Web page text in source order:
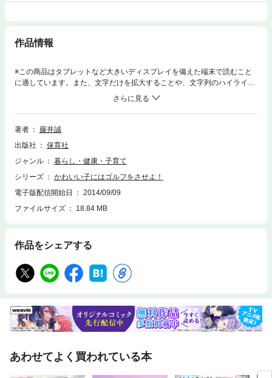
作品情報
※この商品はタブレットなど大きいディスプレイを備えた端末で読むこと
に適しています。また、文字だけを拡大することや、文字列のハイライ
ト、検索、辞書の参照、引用などの機能が使用できません。ゴルフを通じ
てこどもの「成長・人間形成」を学べる本。もちろん、ゴルフを楽しむ基
礎知識も学べます。
著者
藤井誠
出版社
保育社
ジャンル
暮らし・健康・子育て
シリーズ
かわいい子にはゴルフをさせよ！
電子版配信開始日
2014/09/09
ファイルサイズ
18.84 MB
作品をシェアする
あわせてよく買われている本